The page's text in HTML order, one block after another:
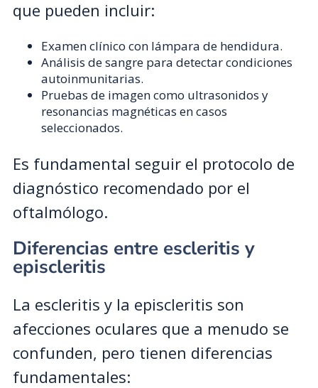
que pueden incluir:
Examen clínico con lámpara de hendidura.
Análisis de sangre para detectar condiciones
autoinmunitarias.
Pruebas de imagen como ultrasonidos y
resonancias magnéticas en casos
seleccionados.
Es fundamental seguir el protocolo de
diagnóstico recomendado por el
oftalmólogo.
Diferencias entre escleritis y
episcleritis
La escleritis y la episcleritis son
afecciones oculares que a menudo se
confunden, pero tienen diferencias
fundamentales: